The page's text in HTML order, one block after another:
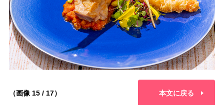
（画像 15 / 17） 本文に戻る